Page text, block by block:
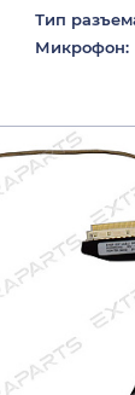
Тип
Микрофон: